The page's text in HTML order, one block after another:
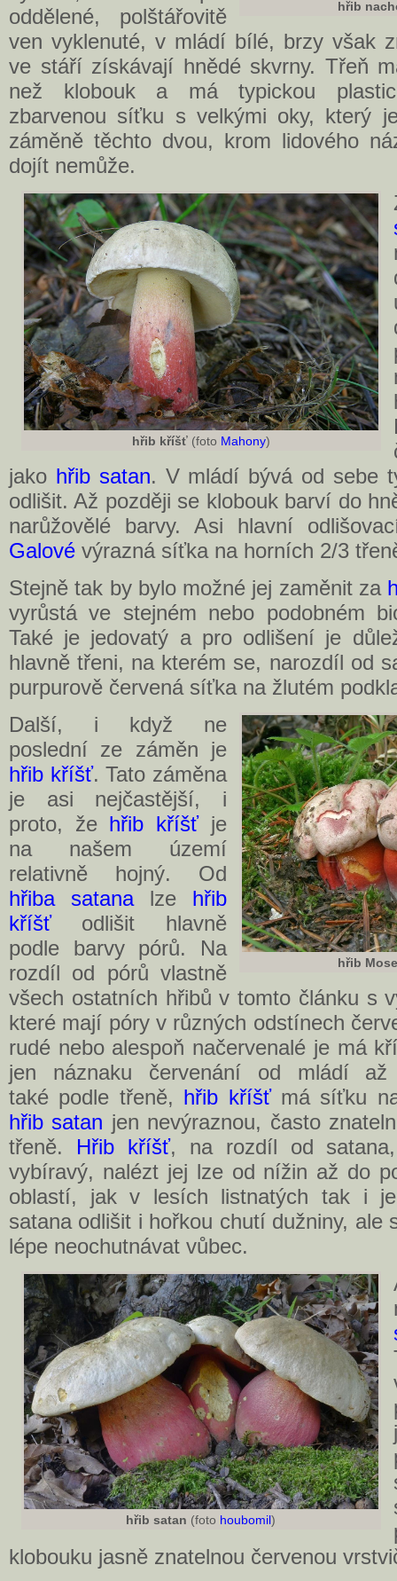
hřib
oddělené, polštářovitě
ven vyklenuté, v mládí bílé, brzy však
ve stáří získávají hnědé skvrny. Třeň
než klobouk a má typickou
zbarvenou síťku s velkými oky, který
záměně těchto dvou, krom lidového
dojít nemůže.
hřib kříšť (foto Mahony)
jako hřib satan. V mládí bývá od sebe
odlišit. Až později se klobouk barví do
narůžovělé barvy. Asi hlavní
Galové výrazná síťka na horních 2/3
Stejně tak by bylo možné jej zaměnit za
vyrůstá ve stejném nebo podobném
Také je jedovatý a pro odlišení je
hlavně třeni, na kterém se, narozdíl od
purpurově červená síťka na žlutém
hřib
Další, i když ne
poslední ze záměn je
hřib kříšť. Tato záměna
je asi nejčastější, i
proto, že hřib kříšťje
na našem území
relativně hojný. Od
hřiba satanalze hřib
kříšťodlišit hlavně
podle barvy pórů. Na
rozdíl od pórů vlastně
všech ostatních hřibů v tomto článku s
které mají póry v různých odstínech
rudé nebo alespoň načervenalé je má
jen náznaku červenání od mládí
také podle třeně, hřib kříšťmá síťku
hřib satan jen nevýraznou, často
třeně. Hřib kříšť, na rozdíl od
vybíravý, nalézt jej lze od nížin až do
oblastí, jak v lesích listnatých tak i
satana odlišit i hořkou chutí dužniny, ale
lépe neochutnávat vůbec.
hřib satan (foto houbomil)
klobouku jasně znatelnou červenou